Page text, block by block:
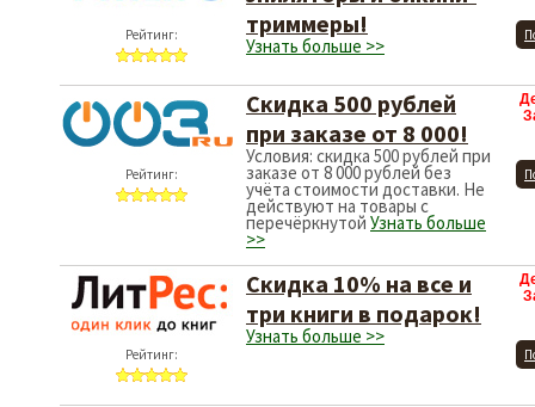
Рейтинг:
триммеры!
Узнать больше >>
Рейтинг:
Скидка 500 рублей
при заказе от 8 000!
Условия: скидка 500 рублей при
заказе от 8 000 рублей без
учёта стоимости доставки. Не
действуют на товары с
перечёркнутой Узнать больше
>>
Рейтинг:
Скидка 10% на все и
три книги в подарок!
Узнать больше >>